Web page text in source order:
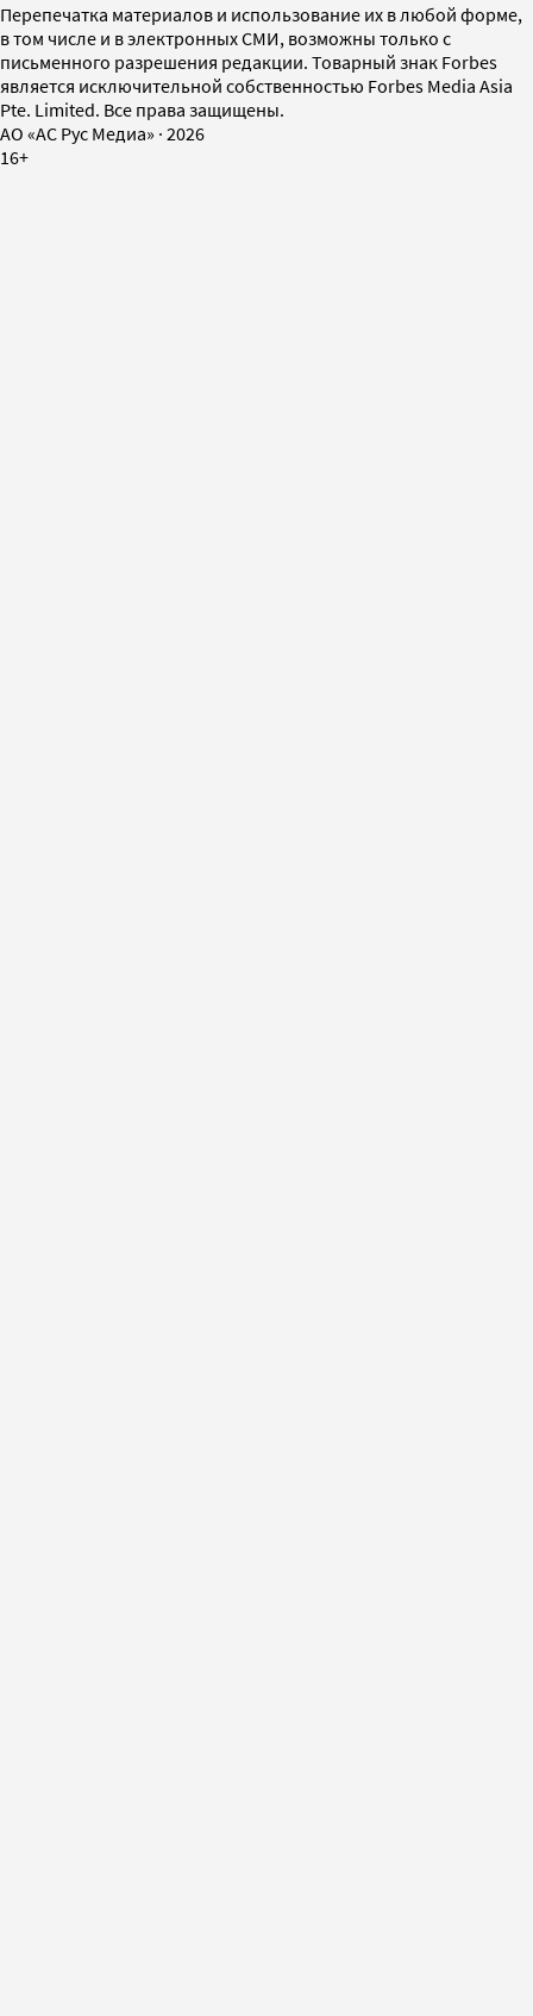
Перепечатка материалов и использование их в любой форме,
в том числе и в электронных СМИ, возможны только с
письменного разрешения редакции. Товарный знак Forbes
является исключительной собственностью Forbes Media Asia
Pte. Limited. Все права защищены.
AO «АС Рус Медиа» · 2026
16+